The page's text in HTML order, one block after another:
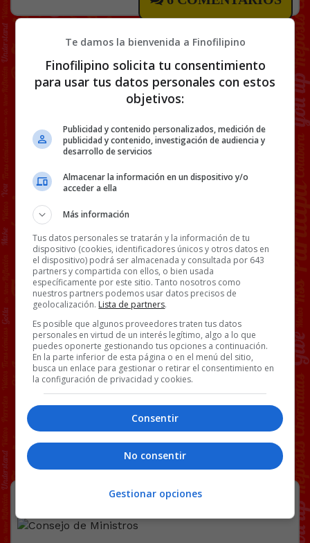
Consejo de Ministros
Te damos la bienvenida a Finofilipino
Finofilipino solicita tu consentimiento
para usar tus datos personales con estos
objetivos:
Publicidad y contenido personalizados, medición de
publicidad y contenido, investigación de audiencia y
desarrollo de servicios
Almacenar la información en un dispositivo y/o
acceder a ella
Más información
Tus datos personales se tratarán y la información de tu
dispositivo (cookies, identificadores únicos y otros datos en
el dispositivo) podrá ser almacenada y consultada por 643
partners y compartida con ellos, o bien usada
específicamente por este sitio. Tanto nosotros como
nuestros partners podemos usar datos precisos de
geolocalización. Lista de partners.
Es posible que algunos proveedores traten tus datos
personales en virtud de un interés legítimo, algo a lo que
puedes oponerte gestionando tus opciones a continuación.
En la parte inferior de esta página o en el menú del sitio,
busca un enlace para gestionar o retirar el consentimiento en
la configuración de privacidad y cookies.
Consentir
No consentir
Gestionar opciones